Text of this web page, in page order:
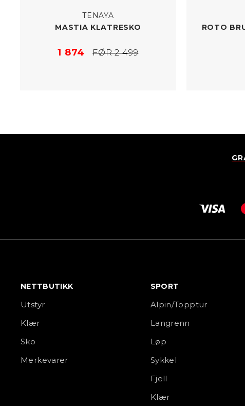
TENAYA
MASTIA KLATRESKO
1 874 FØR 2 499
ROTO
NETTBUTIKK
Utstyr
Klær
Sko
Merkevarer
SPORT
Alpin/Topptur
Langrenn
Løp
Sykkel
Fjell
Klær